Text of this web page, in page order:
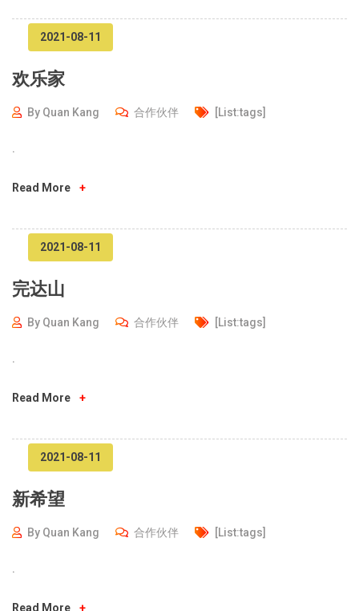
2021-08-11
欢乐家
By Quan Kang 合作伙伴 [list:tags]
.
Read More +
2021-08-11
完达山
By Quan Kang 合作伙伴 [list:tags]
.
Read More +
2021-08-11
新希望
By Quan Kang 合作伙伴 [list:tags]
.
Read More +